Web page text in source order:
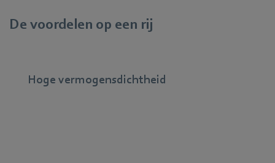
De voordelen op een rij
Hoge vermogensdichtheid